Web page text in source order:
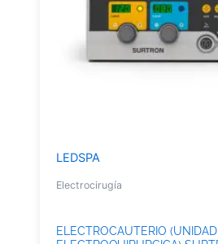
LEDSPA
Electrocirugía
ELECTROCAUTERIO (UNIDAD